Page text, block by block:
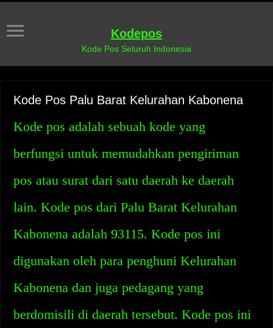
Kodepos
Kode Pos Seluruh Indonesia
Kode Pos Palu Barat Kelurahan Kabonena
Kode pos adalah sebuah kode yang
berfungsi untuk memudahkan pengiriman
pos atau surat dari satu daerah ke daerah
lain. Kode pos dari Palu Barat Kelurahan
Kabonena adalah 93115. Kode pos ini
digunakan oleh para penghuni Kelurahan
Kabonena dan juga pedagang yang
berdomisili di daerah tersebut. Kode pos ini